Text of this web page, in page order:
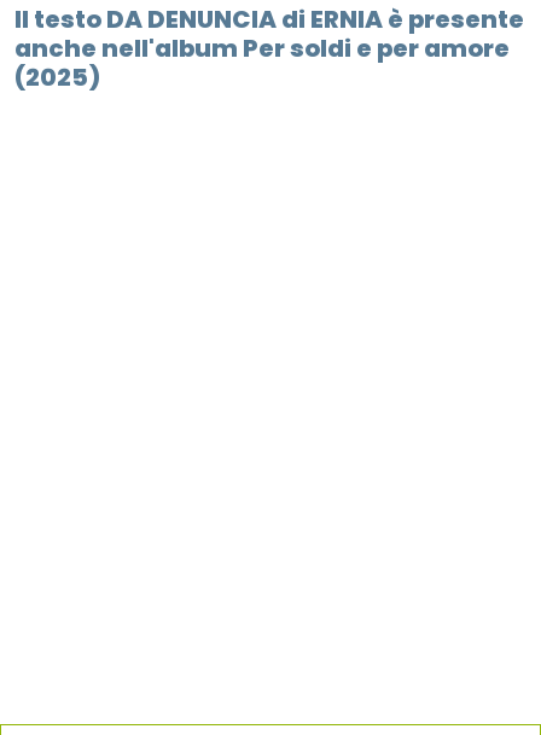
Il testo DA DENUNCIA di ERNIA è presente
anche nell'album Per soldi e per amore
(2025)